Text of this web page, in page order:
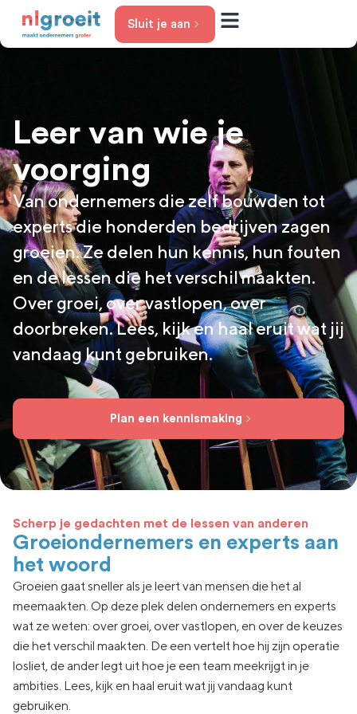
Sluit je aan
Leer van wie je
voorging
Van ondernemers die zelf bouwden tot
experts die honderden bedrijven zagen
groeien. Ze delen hun kennis, hun fouten
en de lessen die het verschil maakten.
Over groei, over vastlopen, over
doorbreken. Lees, kijk en haal eruit wat jij
vandaag kunt gebruiken.
Plan een kennismaking
Scherp je gedachten met de lessen van anderen​
Groeiondernemers en experts aan
het woord
Groeien gaat sneller als je leert van mensen die het al
meemaakten. Op deze plek delen ondernemers en experts
wat ze weten: over groei, over vastlopen, en over de keuzes
die het verschil maakten. De een vertelt hoe hij zijn operatie
losliet, de ander legt uit hoe je een team meekrijgt in je
ambities. Lees, kijk en haal eruit wat jij vandaag kunt
gebruiken.